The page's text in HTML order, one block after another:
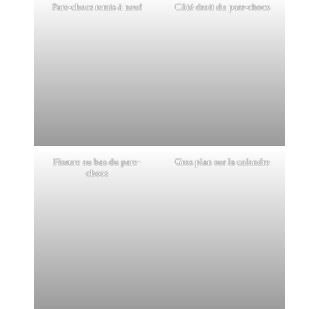
Pare-chocs remis à neuf Côté droit du pare-chocs
Fissure au bas du pare-
chocs
Gros plan sur la calandre